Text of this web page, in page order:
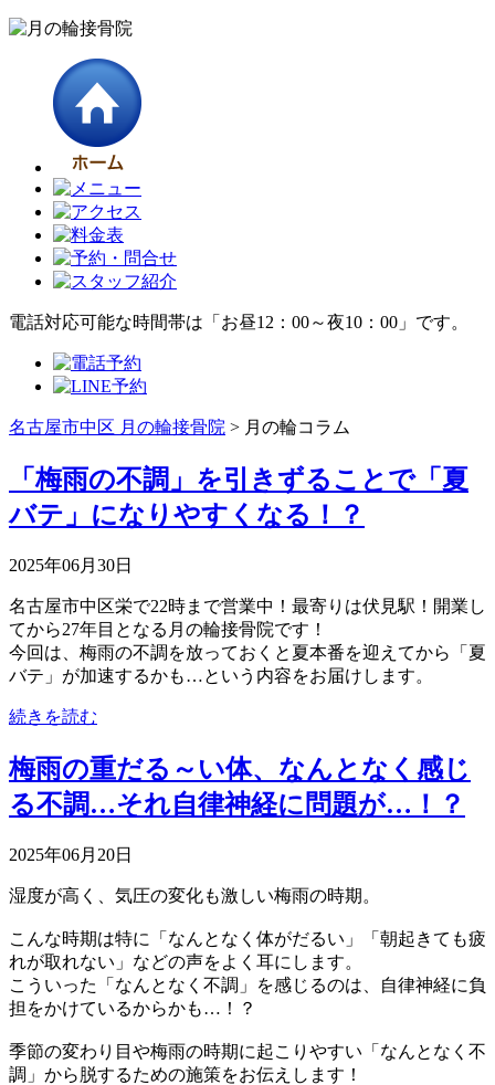
電話対応可能な時間帯は「お昼12：00～夜10：00」です。
名古屋市中区 月の輪接骨院 > 月の輪コラム
「梅雨の不調」を引きずることで「夏
バテ」になりやすくなる！？
2025年06月30日
名古屋市中区栄で22時まで営業中！最寄りは伏見駅！開業し
てから27年目となる月の輪接骨院です！
今回は、梅雨の不調を放っておくと夏本番を迎えてから「夏
バテ」が加速するかも…という内容をお届けします。
続きを読む
梅雨の重だる～い体、なんとなく感じ
る不調…それ自律神経に問題が…！？
2025年06月20日
湿度が高く、気圧の変化も激しい梅雨の時期。
こんな時期は特に「なんとなく体がだるい」「朝起きても疲
れが取れない」などの声をよく耳にします。
こういった「なんとなく不調」を感じるのは、自律神経に負
担をかけているからかも…！？
季節の変わり目や梅雨の時期に起こりやすい「なんとなく不
調」から脱するための施策をお伝えします！